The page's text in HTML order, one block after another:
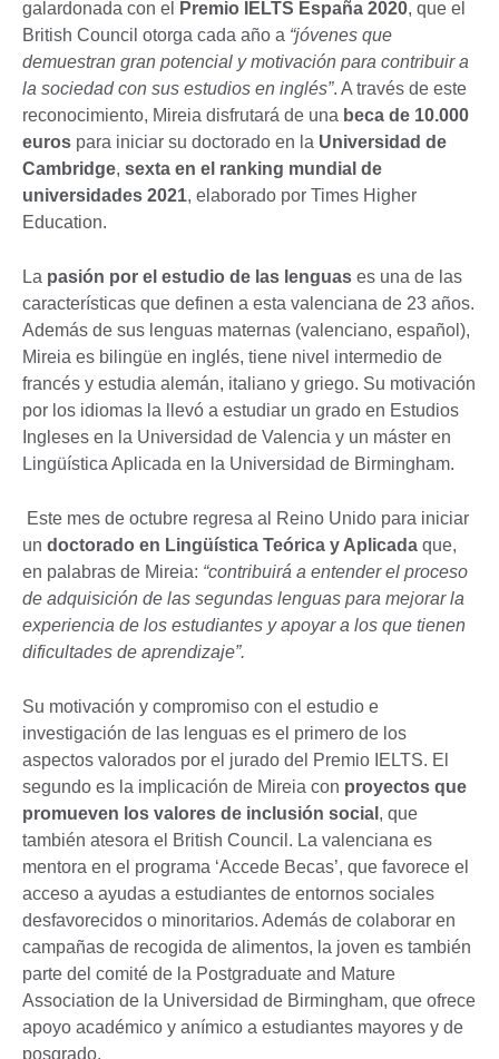
galardonada con el
Premio IELTS España 2020, que el
British Council otorga cada año a “jóvenes que
demuestran gran potencial y motivación para contribuir a
la sociedad con sus estudios en inglés”. A través de este
reconocimiento, Mireia disfrutará de una beca de 10.000
euros para iniciar su doctorado en la Universidad de
Cambridge, sexta en el ranking mundial de
universidades 2021, elaborado por Times Higher
Education.
La pasión por el estudio de las lenguas es una de las
características que definen a esta valenciana de 23 años.
Además de sus lenguas maternas (valenciano, español),
Mireia es bilingüe en inglés, tiene nivel intermedio de
francés y estudia alemán, italiano y griego. Su motivación
por los idiomas la llevó a estudiar un grado en Estudios
Ingleses en la Universidad de Valencia y un máster en
Lingüística Aplicada en la Universidad de Birmingham.
Este mes de octubre regresa al Reino Unido para iniciar
un doctorado en Lingüística Teórica y Aplicada que,
en palabras de Mireia: “contribuirá a entender el proceso
de adquisición de las segundas lenguas para mejorar la
experiencia de los estudiantes y apoyar a los que tienen
dificultades de aprendizaje”.
Su motivación y compromiso con el estudio e
investigación de las lenguas es el primero de los
aspectos valorados por el jurado del Premio IELTS. El
segundo es la implicación de Mireia con proyectos que
promueven los valores de inclusión social , que
también atesora el British Council. La valenciana es
mentora en el programa ‘Accede Becas’, que favorece el
acceso a ayudas a estudiantes de entornos sociales
desfavorecidos o minoritarios. Además de colaborar en
campañas de recogida de alimentos, la joven es también
parte del comité de la Postgraduate and Mature
Association de la Universidad de Birmingham, que ofrece
apoyo académico y anímico a estudiantes mayores y de
posgrado.